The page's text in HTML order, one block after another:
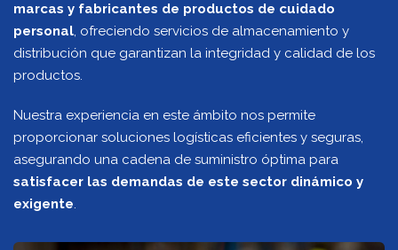
marcas y fabricantes de productos de cuidado
personal, ofreciendo servicios de almacenamiento y
distribución que garantizan la integridad y calidad de los
productos.
Nuestra experiencia en este ámbito nos permite
proporcionar soluciones logísticas eficientes y seguras,
asegurando una cadena de suministro óptima para
satisfacer las demandas de este sector dinámico y
exigente.